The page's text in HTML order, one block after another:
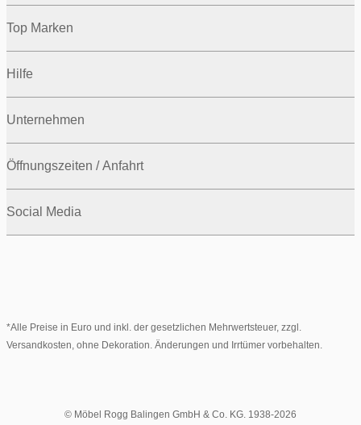
Top Marken
Hilfe
Unternehmen
Öffnungszeiten / Anfahrt
Social Media
*Alle Preise in Euro und inkl. der gesetzlichen Mehrwertsteuer, zzgl.
Versandkosten, ohne Dekoration. Änderungen und Irrtümer vorbehalten.
© Möbel Rogg Balingen GmbH & Co. KG. 1938-2026